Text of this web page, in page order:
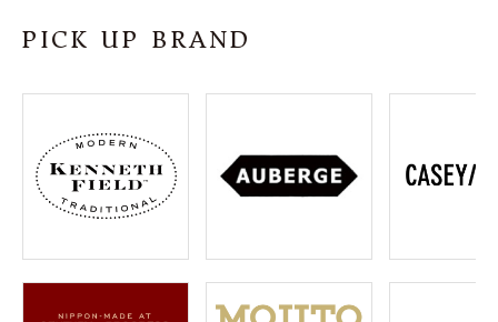
INFORMATION
ご利用ガイド
プライバシーポリシー
特定商取引法について
お問い合わせ
OFFICIAL WEB SITE
ACCOUNT MENU
PICK UP BRAND